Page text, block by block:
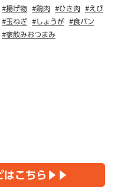
#揚げ物 #鶏肉 #ひき肉
#えび
#玉ねぎ
#しょうが
#食パン
#家飲みおつまみ
はこちら▶▶